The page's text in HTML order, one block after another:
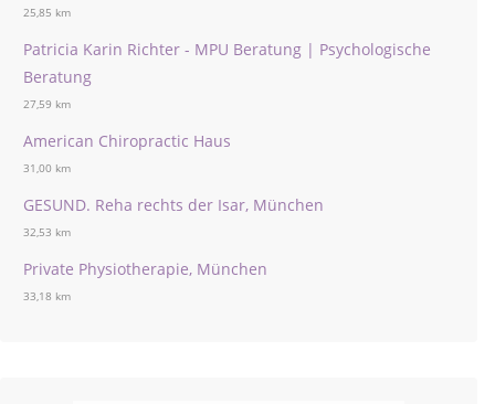
25,85 km
Patricia Karin Richter - MPU Beratung | Psychologische
Beratung
27,59 km
American Chiropractic Haus
31,00 km
GESUND. Reha rechts der Isar, München
32,53 km
Private Physiotherapie, München
33,18 km